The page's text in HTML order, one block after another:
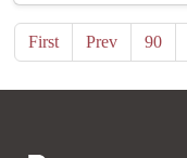
First Prev 90